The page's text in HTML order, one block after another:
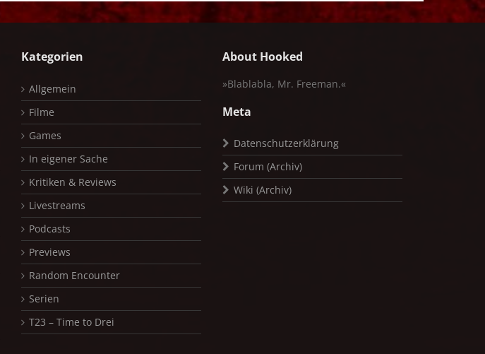
Kategorien
Allgemein
Filme
Games
In eigener Sache
Kritiken & Reviews
Livestreams
Podcasts
Previews
Random Encounter
Serien
T23 – Time to Drei
About Hooked
»Blablabla, Mr. Freeman.«
Meta
Datenschutzerklärung
Forum (Archiv)
Wiki (Archiv)